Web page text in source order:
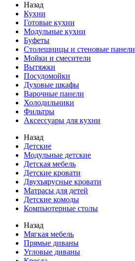
Назад
Кухни
Готовые кухни
Модульные кухни
Буфеты
Столешницы и стеновые панели
Мойки и смесители
Вытяжки
Посудомойки
Духовые шкафы
Варочные панели
Холодильники
Фильтры
Аксессуары для кухни
Назад
Детские
Модульные детские
Детская мебель
Детские кровати
Двухъярусные кровати
Матрасы для детей
Детские комоды
Компьютерные столы
Назад
Мягкая мебель
Прямые диваны
Угловые диваны